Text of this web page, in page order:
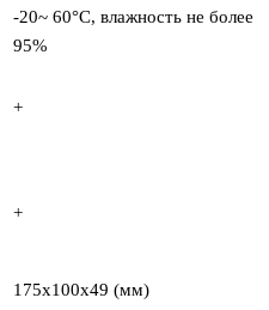
-20~ 60°С, влажность не более
95%
+
+
175x100x49 (мм)